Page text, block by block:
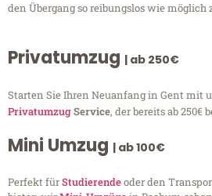
den Übergang so reibungslos wie möglich
Privatumzug | ab 250€
Starten Sie Ihren Neuanfang in Gent mit
PrivatumzugService, der bereits ab 250€
Mini Umzug | ab 100€
Perfekt fürStudierendeoder den